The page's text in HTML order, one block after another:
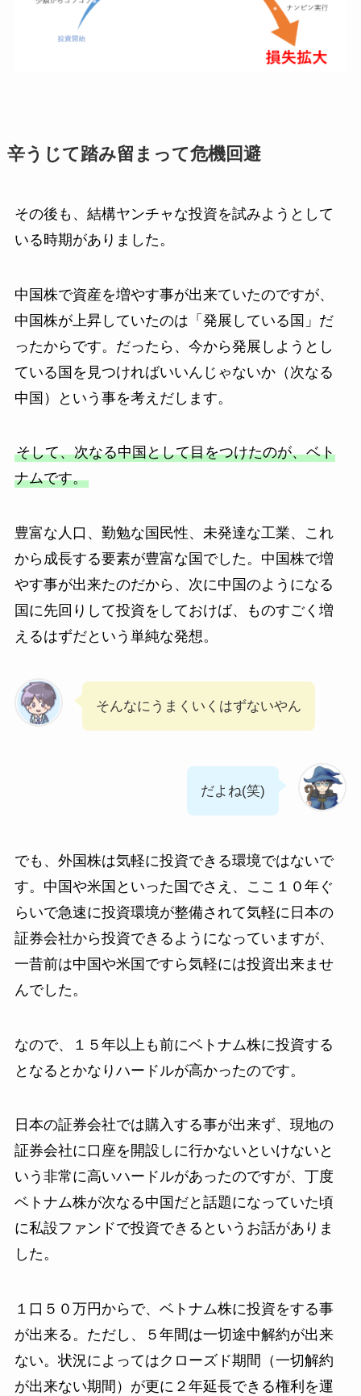
辛うじて踏み留まって危機回避
その後も、結構ヤンチャな投資を試みようとして
いる時期がありました。
中国株で資産を増やす事が出来ていたのですが、
中国株が上昇していたのは「発展している国」だ
ったからです。だったら、今から発展しようとし
ている国を見つければいいんじゃないか（次なる
中国）という事を考えだします。
そして、次なる中国として目をつけたのが、ベト
ナムです。
豊富な人口、勤勉な国民性、未発達な工業、これ
から成長する要素が豊富な国でした。中国株で増
やす事が出来たのだから、次に中国のようになる
国に先回りして投資をしておけば、ものすごく増
えるはずだという単純な発想。
そんなにうまくいくはずないやん
だよね(笑)
でも、外国株は気軽に投資できる環境ではないで
す。中国や米国といった国でさえ、ここ１０年ぐ
らいで急速に投資環境が整備されて気軽に日本の
証券会社から投資できるようになっていますが、
一昔前は中国や米国ですら気軽には投資出来ませ
んでした。
なので、１５年以上も前にベトナム株に投資する
となるとかなりハードルが高かったのです。
日本の証券会社では購入する事が出来ず、現地の
証券会社に口座を開設しに行かないといけないと
いう非常に高いハードルがあったのですが、丁度
ベトナム株が次なる中国だと話題になっていた頃
に私設ファンドで投資できるというお話がありま
した。
１口５０万円からで、ベトナム株に投資をする事
が出来る。ただし、５年間は一切途中解約が出来
ない。状況によってはクローズド期間（一切解約
が出来ない期間）が更に２年延長できる権利を運